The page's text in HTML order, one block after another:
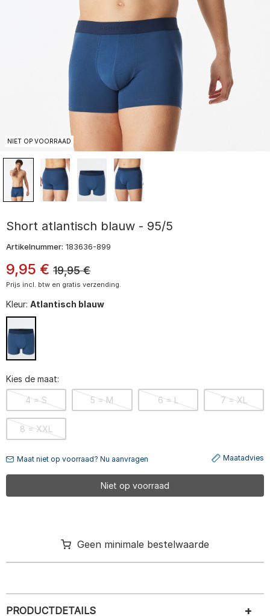
NIET OP VOORRAAD
Short atlantisch blauw - 95/5
Artikelnummer: 183636-899
9,95 € 19,95€
Prijs incl. btw en gratis verzending.
Kleur: Atlantisch blauw
Kies de maat:
4 = S 5 = M 6 = L 7 = XL
8 = XXL
Maat niet op voorraad? Nu aanvragen Maatadvies
Niet op voorraad
Geen minimale bestelwaarde
PRODUCTDETAILS